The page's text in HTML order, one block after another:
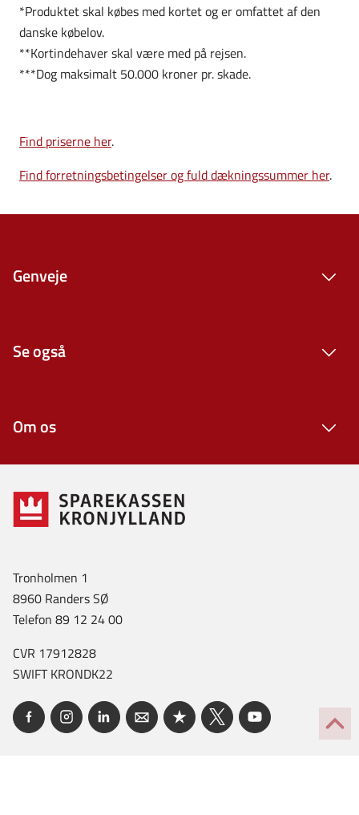
*Produktet skal købes med kortet og er omfattet af den
danske købelov.
**Kortindehaver skal være med på rejsen.
***Dog maksimalt 50.000 kroner pr. skade.
Find priserne her.
Find forretningsbetingelser og fuld dækningssummer her.
Genveje
Se også
Om os
Tronholmen 1
8960 Randers SØ
Telefon 89 12 24 00
CVR 17912828
SWIFT KRONDK22